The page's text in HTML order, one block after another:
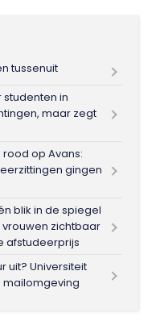
tussenuit
in
maar zegt
op Avans:
gingen
blik in de spiegel
zichtbaar
afstudeerprijs
uit? Universiteit
mailomgeving